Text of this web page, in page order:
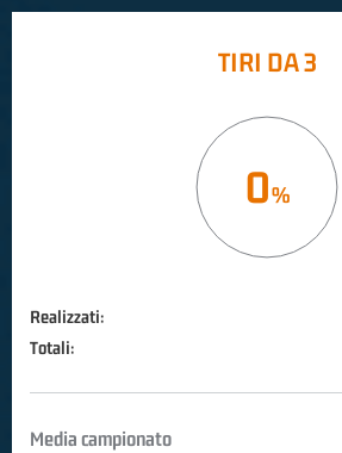
TIRI DA 3
0
Realizzati:
Totali:
Media campionato